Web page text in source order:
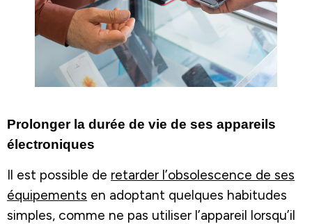
Prolonger la durée de vie de ses appareils
électroniques
Il est possible de retarder l’obsolescence de ses
équipements en adoptant quelques habitudes
simples, comme ne pas utiliser l’appareil lorsqu’il